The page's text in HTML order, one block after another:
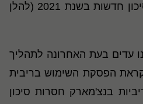
יוחלפו בריביות חסרות סיכון חדשות בשנת 2021 (להלן
עדים בעת האחרונה לתהליך
הפסקת השימוש בריבית
בנצ'מארק חסרות סיכון